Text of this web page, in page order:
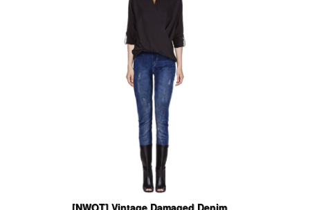
[NWOT] Vintage Damaged Denim